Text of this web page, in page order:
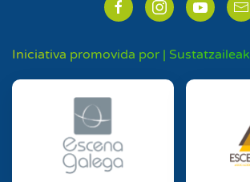
Iniciativa promovida por | Sustatzaileak